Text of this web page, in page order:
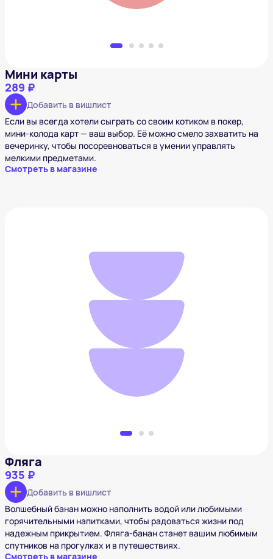
Мини карты
289 ₽
Добавить в вишлист
Если вы всегда хотели сыграть со своим котиком в покер,
мини-колода карт — ваш выбор. Её можно смело захватить на
вечеринку, чтобы посоревноваться в умении управлять
мелкими предметами.
Смотреть в магазине
Фляга
935 ₽
Добавить в вишлист
Волшебный банан можно наполнить водой или любимыми
горячительными напитками, чтобы радоваться жизни под
надежным прикрытием. Фляга-банан станет вашим любимым
спутников на прогулках и в путешествиях.
Смотреть в магазине